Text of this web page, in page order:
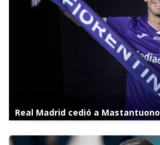
Real Madrid cedió a